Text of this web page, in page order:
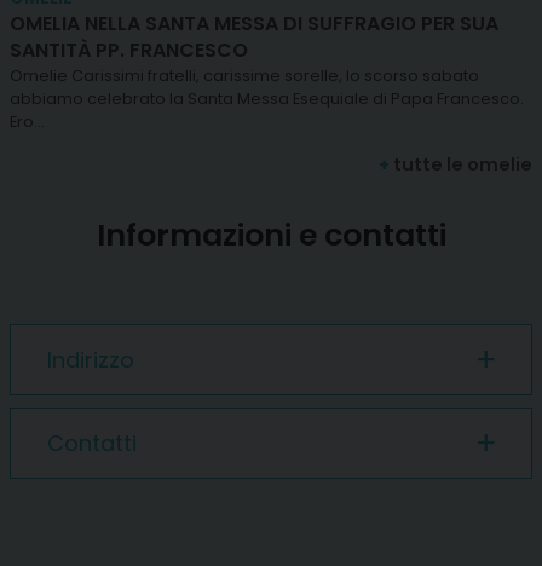
OMELIA NELLA SANTA MESSA DI SUFFRAGIO PER SUA
SANTITÀ PP. FRANCESCO
Omelie Carissimi fratelli, carissime sorelle, lo scorso sabato
abbiamo celebrato la Santa Messa Esequiale di Papa Francesco.
Ero…
+ tutte le omelie
Informazioni e contatti
Indirizzo
Contatti